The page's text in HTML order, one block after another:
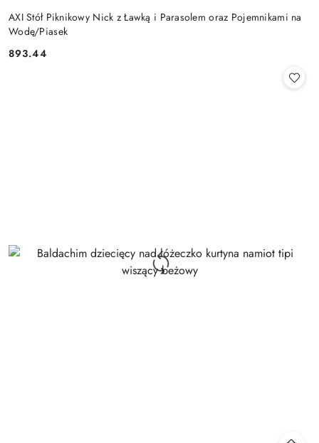
AXI Stół Piknikowy Nick z Ławką i Parasolem oraz Pojemnikami na
Wodę/Piasek
Cena:
893.44